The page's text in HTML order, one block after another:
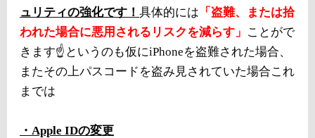
ュリティの強化です！ 具体的には 「盗難、または拾
われた場合に悪用されるリスクを減らす」 ことがで
きます☝️というのも仮にiPhoneを盗難された場合、
またその上パスコードを盗み見されていた場合これ
までは
・Apple IDの変更